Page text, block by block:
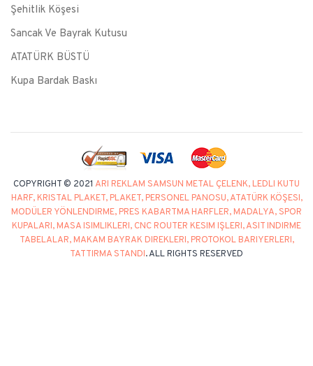
Şehitlik Köşesi
Sancak Ve Bayrak Kutusu
ATATÜRK BÜSTÜ
Kupa Bardak Baskı
COPYRIGHT © 2021 ARI REKLAM SAMSUN METAL ÇELENK, LEDLI KUTU
HARF, KRISTAL PLAKET, PLAKET, PERSONEL PANOSU, ATATÜRK KÖŞESI,
MODÜLER YÖNLENDIRME, PRES KABARTMA HARFLER, MADALYA, SPOR
KUPALARI, MASA ISIMLIKLERI, CNC ROUTER KESIM IŞLERI, ASIT INDIRME
TABELALAR, MAKAM BAYRAK DIREKLERI, PROTOKOL BARIYERLERI,
TATTIRMA STANDI. ALL RIGHTS RESERVED